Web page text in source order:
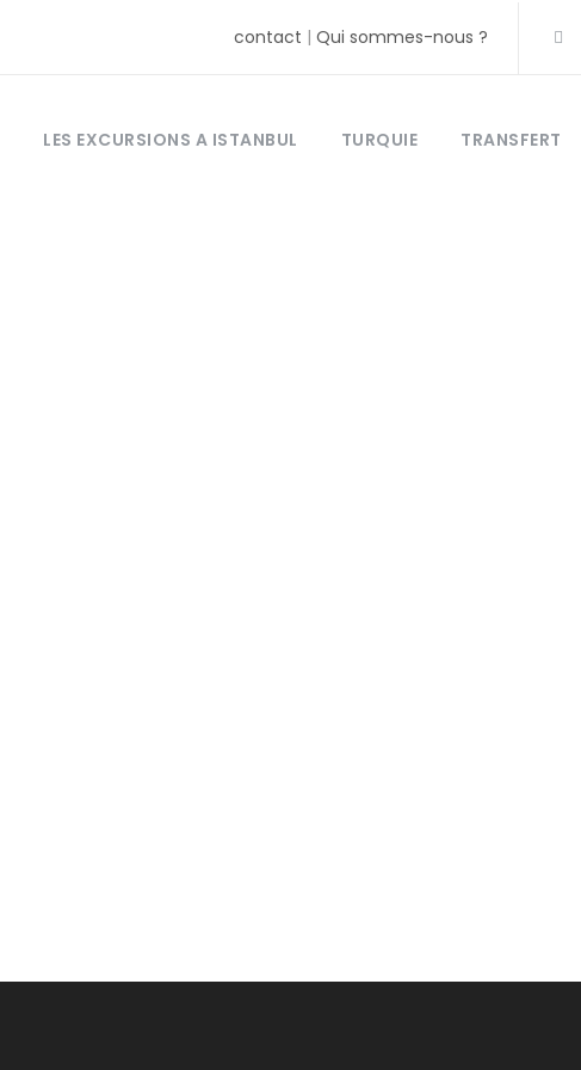
contact | Qui sommes-nous ?
LES EXCURSIONS A ISTANBUL TURQUIE TRANSFERT